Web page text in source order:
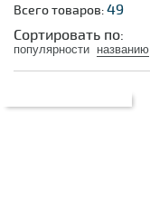
Всего товаров:49
Сортировать по:
популярности названию